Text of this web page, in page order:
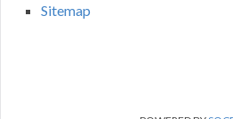
Sitemap